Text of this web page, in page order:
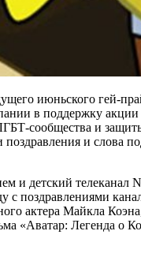
июньского гей-
в поддержку акции
сообщества и
поздравления и слова
и детский телеканал
с поздравлениями
актера Майкла
«Аватар: Легенда о